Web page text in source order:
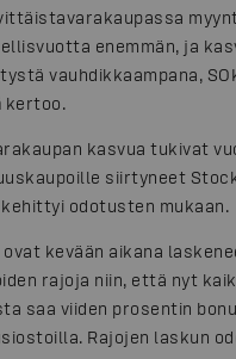
enemmän, ja
vauhdikkaampana,
kertoo.
kasvua tukivat
siirtyneet
odotusten mukaan.
kevään aikana
rajoja niin, että nyt
saa viiden prosentin
Rajojen laskun